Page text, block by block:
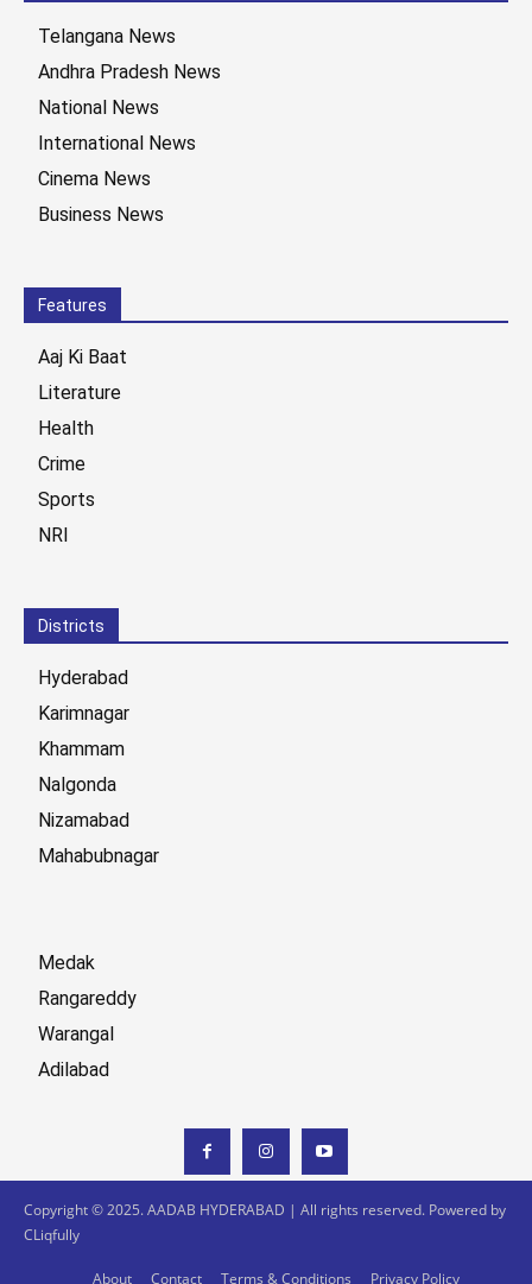
Telangana News
Andhra Pradesh News
National News
International News
Cinema News
Business News
Features
Aaj Ki Baat
Literature
Health
Crime
Sports
NRI
Districts
Hyderabad
Karimnagar
Khammam
Nalgonda
Nizamabad
Mahabubnagar
Medak
Rangareddy
Warangal
Adilabad
Copyright © 2025. AADAB HYDERABAD | All rights reserved. Powered by
CLiqfully
About Contact Terms & Conditions Privacy Policy